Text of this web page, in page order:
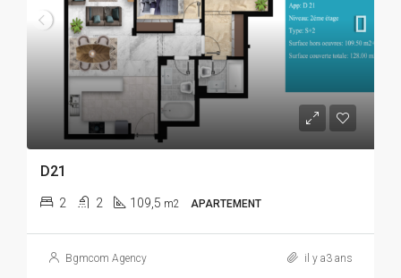
D21
2 2 109,5 m2 APARTEMENT
Bgmcom Agency il y a3 ans